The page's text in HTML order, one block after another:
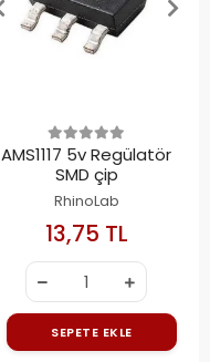
AMS1117 5v Regülatör
SMD çip
RhinoLab
13,75 TL
SEPETE EKLE